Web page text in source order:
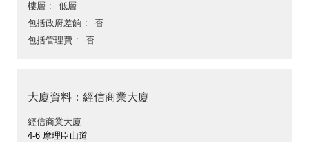
樓層
低層
包括政府差餉
否
包括管理費
否
大廈資料：經信商業大廈
經信商業大廈
4-6 摩理臣山道